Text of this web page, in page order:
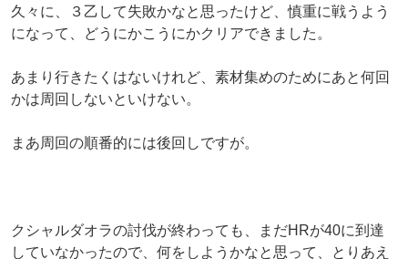
久々に、３乙して失敗かなと思ったけど、慎重に戦うよう
になって、どうにかこうにかクリアできました。
あまり行きたくはないけれど、素材集めのためにあと何回
かは周回しないといけない。
まあ周回の順番的には後回しですが。
クシャルダオラの討伐が終わっても、まだHRが40に到達
していなかったので、何をしようかなと思って、とりあえ